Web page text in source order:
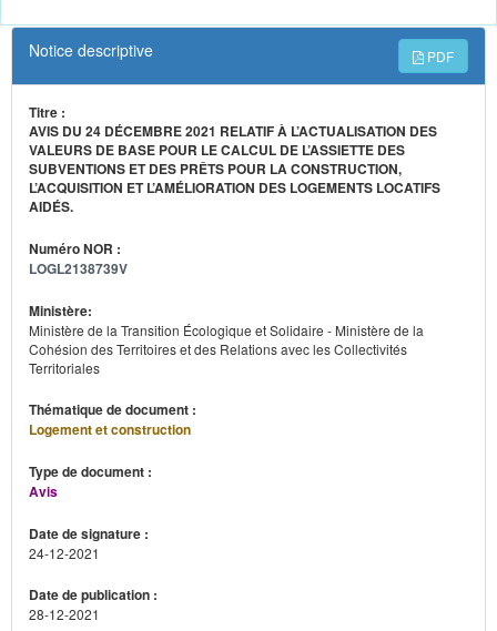
Notice descriptive PDF
Titre :
AVIS DU 24 DÉCEMBRE 2021 RELATIF À L’ACTUALISATION DES
VALEURS DE BASE POUR LE CALCUL DE L’ASSIETTE DES
SUBVENTIONS ET DES PRÊTS POUR LA CONSTRUCTION,
L’ACQUISITION ET L’AMÉLIORATION DES LOGEMENTS LOCATIFS
AIDÉS.
Numéro NOR :
LOGL2138739V
Ministère:
Ministère de la Transition Écologique et Solidaire - Ministère de la
Cohésion des Territoires et des Relations avec les Collectivités
Territoriales
Thématique de document :
Logement et construction
Type de document :
Avis
Date de signature :
24-12-2021
Date de publication :
28-12-2021